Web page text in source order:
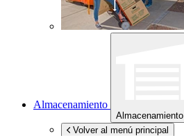
Almacenamiento
Almacenamiento
Volver al menú principal